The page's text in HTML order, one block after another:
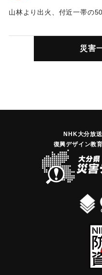
山林より出火、付近一帯の
災害
NHK大分放
復興デザイン教